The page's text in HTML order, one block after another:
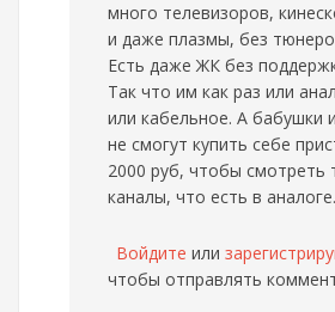
много телевизоров,
и даже плазмы, без
Есть даже ЖК без
Так что им как раз или
или кабельное. А бабушки
не смогут купить себе
2000 руб, чтобы смотреть
каналы, что есть в аналоге.
Войдите или
чтобы отправлять